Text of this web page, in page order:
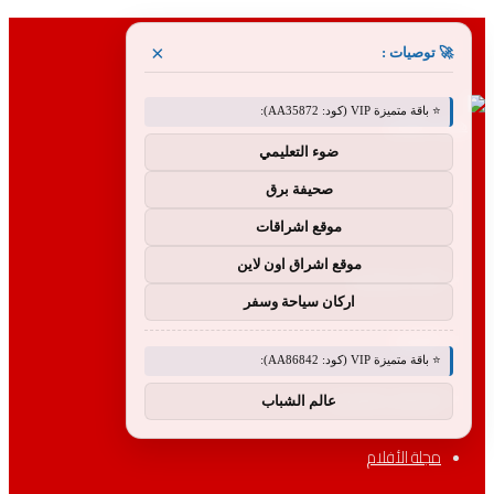
القائمة
الأكثر مشاهدة
الأقسام
التصنيفات والسلسلة
مجلة الأفلام
🚀 توصيات : ×
⭐ باقة متميزة VIP (كود: AA35872):
ضوء التعليمي
صحيفة برق
موقع اشراقات
موقع اشراق اون لاين
اركان سياحة وسفر
⭐ باقة متميزة VIP (كود: AA86842):
عالم الشباب